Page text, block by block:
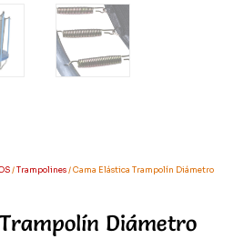
/Trampolines/ Cama Elástica Trampolín Diámetro
Diámetro